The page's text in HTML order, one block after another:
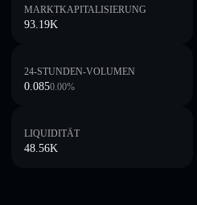
MARKTKAPITALISIERUNG
93.19K
24-STUNDEN-VOLUMEN
0.0850.00%
LIQUIDITÄT
48.56K